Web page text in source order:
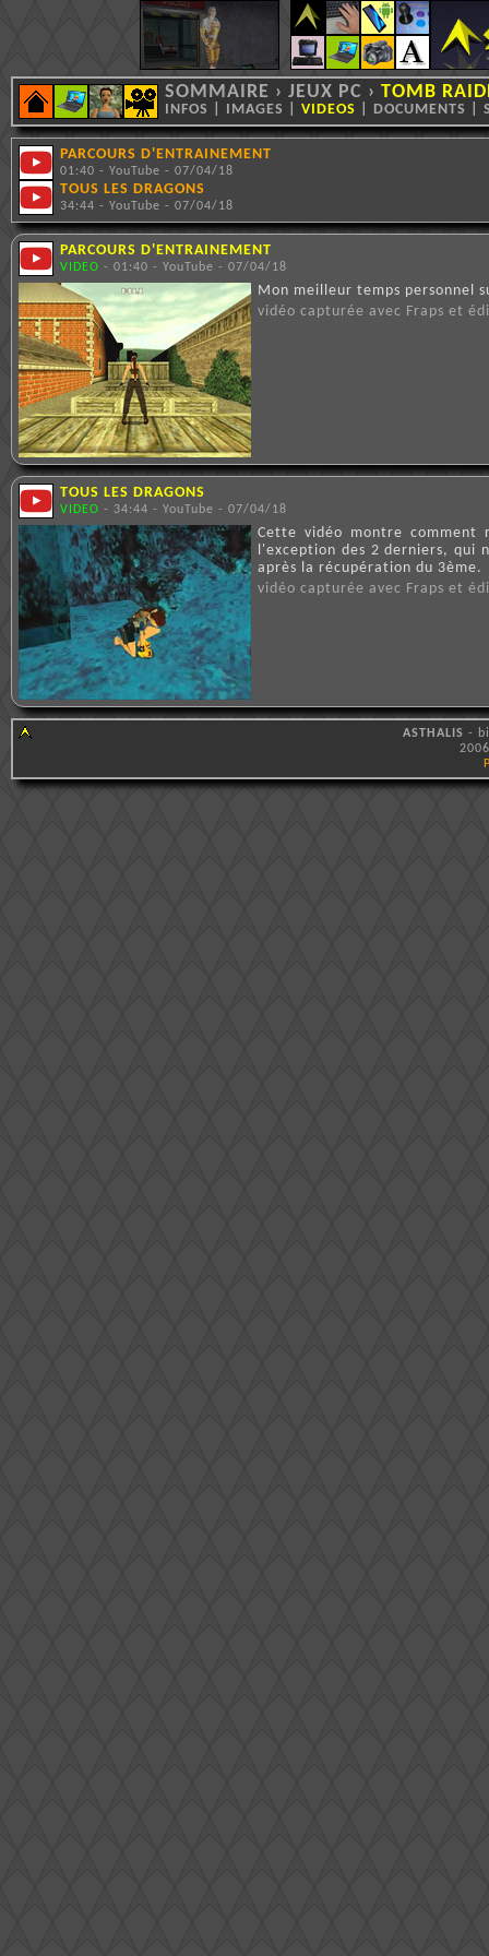
SOMMAIRE › JEUX PC › TOMB
INFOS IMAGES VIDEOS DOCUMENTS
PARCOURS D'ENTRAINEMENT
01:40 - YouTube - 07/04/18
TOUS LES DRAGONS
34:44 - YouTube - 07/04/18
PARCOURS D'ENTRAINEMENT
VIDEO - 01:40 - YouTube - 07/04/18
Mon meilleur temps personnel
vidéo capturée avec Fraps et
TOUS LES DRAGONS
VIDEO - 34:44 - YouTube - 07/04/18
Cette vidéo montre comment
l'exception des 2 derniers, qui
après la récupération du 3ème.
vidéo capturée avec Fraps et
ASTHALIS -